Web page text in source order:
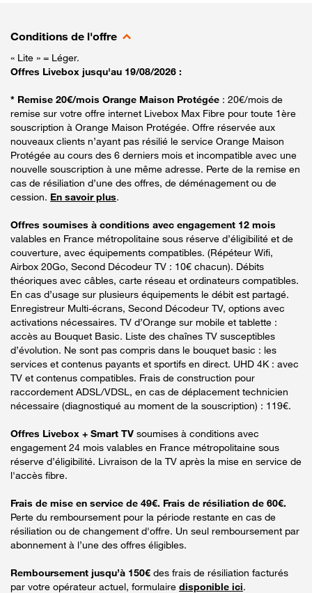
Conditions de l'offre
« Lite » = Léger.
Offres Livebox jusqu'au 19/08/2026 :
* Remise 20€/mois Orange Maison Protégée : 20€/mois de
remise sur votre offre internet Livebox Max Fibre pour toute 1ère
souscription à Orange Maison Protégée. Offre réservée aux
nouveaux clients n’ayant pas résilié le service Orange Maison
Protégée au cours des 6 derniers mois et incompatible avec une
nouvelle souscription à une même adresse. Perte de la remise en
cas de résiliation d’une des offres, de déménagement ou de
cession. En savoir plus.
Offres soumises à conditions avec engagement 12 mois
valables en France métropolitaine sous réserve d’éligibilité et de
couverture, avec équipements compatibles. (Répéteur Wifi,
Airbox 20Go, Second Décodeur TV : 10€ chacun). Débits
théoriques avec câbles, carte réseau et ordinateurs compatibles.
En cas d’usage sur plusieurs équipements le débit est partagé.
Enregistreur Multi-écrans, Second Décodeur TV, options avec
activations nécessaires. TV d’Orange sur mobile et tablette :
accès au Bouquet Basic. Liste des chaînes TV susceptibles
d’évolution. Ne sont pas compris dans le bouquet basic : les
services et contenus payants et sportifs en direct. UHD 4K : avec
TV et contenus compatibles. Frais de construction pour
raccordement ADSL/VDSL, en cas de déplacement technicien
nécessaire (diagnostiqué au moment de la souscription) : 119€.
Offres Livebox + Smart TV soumises à conditions avec
engagement 24 mois valables en France métropolitaine sous
réserve d’éligibilité. Livraison de la TV après la mise en service de
l'accès fibre.
Frais de mise en service de 49€. Frais de résiliation de 60€.
Perte du remboursement pour la période restante en cas de
résiliation ou de changement d'offre. Un seul remboursement par
abonnement à l’une des offres éligibles.
Remboursement jusqu’à 150€ des frais de résiliation facturés
par votre opérateur actuel, formulaire disponible ici.